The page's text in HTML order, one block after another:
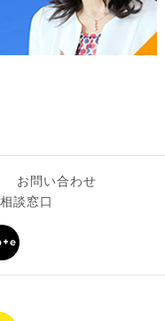
お問い合わせ
談窓口